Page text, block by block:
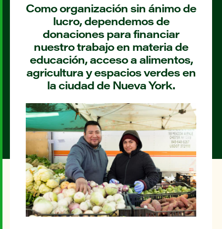
Como organización sin ánimo de
lucro, dependemos de
donaciones para financiar
nuestro trabajo en materia de
educación, acceso a alimentos,
agricultura y espacios verdes en
la ciudad de Nueva York.